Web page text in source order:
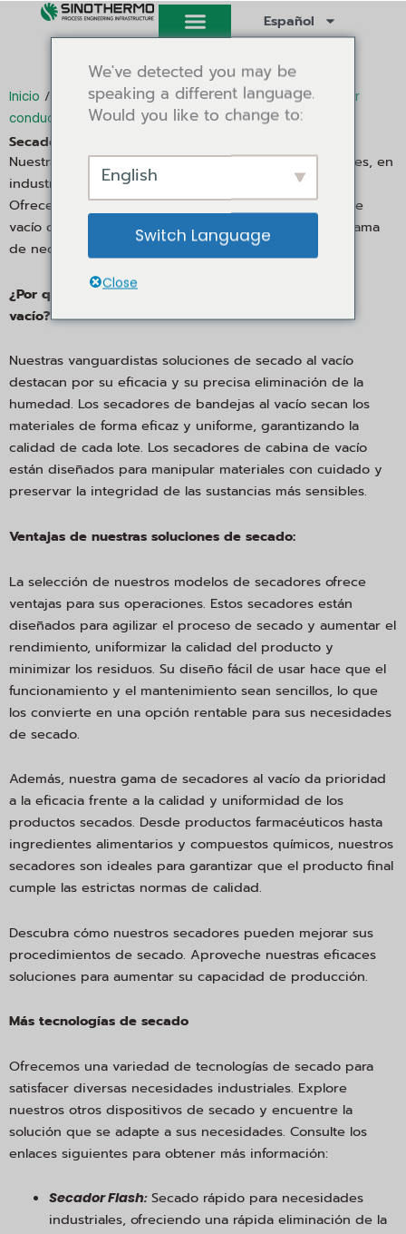
Español
Inicio / Secador industrial y secador piloto/Secador por
conducción y vacío/ Bandeja de vacío Secadora
Secadora de bandeja de vacío
Nuestras Secadoras de Bandeja de Vacío son esenciales, en
industrias que ofrecen transformación de materiales.
Ofrecemos una selección de secadoras de bandeja de
vacío de primera calidad para satisfacer una amplia gama
de necesidades de secado.
¿Por qué optar por nuestra tecnología de secado al
vacío?
Nuestras vanguardistas soluciones de secado al vacío
destacan por su eficacia y su precisa eliminación de la
humedad. Los secadores de bandejas al vacío secan los
materiales de forma eficaz y uniforme, garantizando la
calidad de cada lote. Los secadores de cabina de vacío
están diseñados para manipular materiales con cuidado y
preservar la integridad de las sustancias más sensibles.
Ventajas de nuestras soluciones de secado:
La selección de nuestros modelos de secadores ofrece
ventajas para sus operaciones. Estos secadores están
diseñados para agilizar el proceso de secado y aumentar el
rendimiento, uniformizar la calidad del producto y
minimizar los residuos. Su diseño fácil de usar hace que el
funcionamiento y el mantenimiento sean sencillos, lo que
los convierte en una opción rentable para sus necesidades
de secado.
Además, nuestra gama de secadores al vacío da prioridad
a la eficacia frente a la calidad y uniformidad de los
productos secados. Desde productos farmacéuticos hasta
ingredientes alimentarios y compuestos químicos, nuestros
secadores son ideales para garantizar que el producto final
cumple las estrictas normas de calidad.
Descubra cómo nuestros secadores pueden mejorar sus
procedimientos de secado. Aproveche nuestras eficaces
soluciones para aumentar su capacidad de producción.
Más tecnologías de secado
Ofrecemos una variedad de tecnologías de secado para
satisfacer diversas necesidades industriales. Explore
nuestros otros dispositivos de secado y encuentre la
solución que se adapte a sus necesidades. Consulte los
enlaces siguientes para obtener más información:
Secador Flash:Secado rápido para necesidades
industriales, ofreciendo una rápida eliminación de la
We've detected you may be
speaking a different language.
Would you like to change to:
English
Switch Language
Close